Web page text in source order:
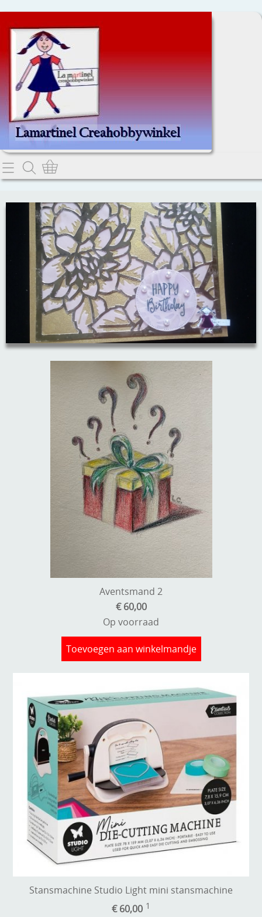
Home
Contact
Webwinkel
A, ja, op is op
Aanbiedingen
Andere
Boeken en magazines
Handige extra's
Hechtingsmaterialen
Hout , MDF, kartonmateriaal, steen
Kleurmateriaal-tekenmateriaal
Kneedmateriaal
Leuke versieringen
Netjes opbergen
Ribbelaar
Snijmaterialen
Speciaal papier
Stans machine en embossing machines
Stempels en zo
Template, mask, stencils, grids
Wat nog, een creatief kijkje
Algemene voorwaarden
Verzend - en verpakkingsk
Mijn account
Aventsmand 2
€ 60,00
Op voorraad
Toevoegen aan winkelmandje
Stansmachine Studio Light mini stansmachine
€ 60,00 1